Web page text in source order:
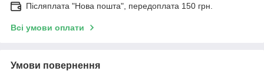
Післяплата "Нова пошта", передоплата 150 грн.
Всі умови оплати
Умови повернення